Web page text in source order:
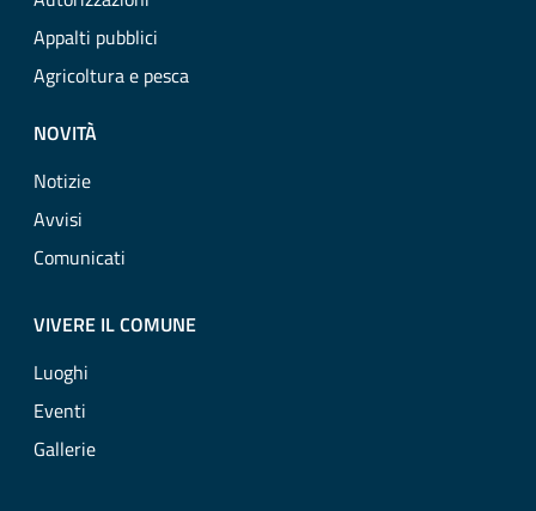
Appalti pubblici
Agricoltura e pesca
NOVITÀ
Notizie
Avvisi
Comunicati
VIVERE IL COMUNE
Luoghi
Eventi
Gallerie